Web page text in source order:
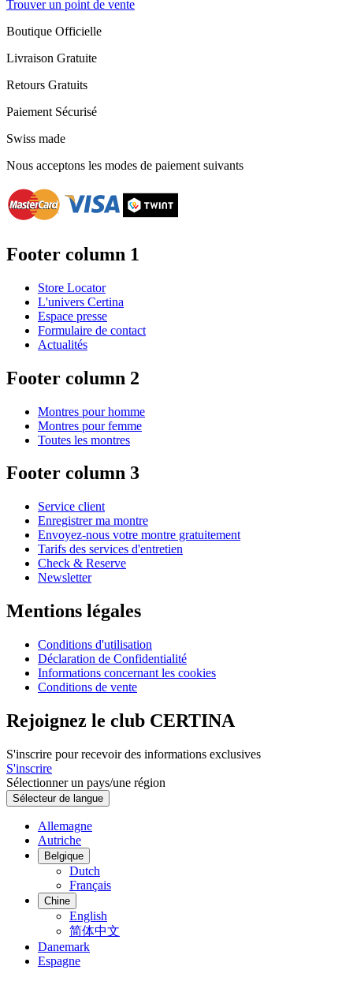
Trouver un point de vente
Boutique Officielle
Livraison Gratuite
Retours Gratuits
Paiement Sécurisé
Swiss made
Nous acceptons les modes de paiement suivants
Footer column 1
Store Locator
L'univers Certina
Espace presse
Formulaire de contact
Actualités
Footer column 2
Montres pour homme
Montres pour femme
Toutes les montres
Footer column 3
Service client
Enregistrer ma montre
Envoyez-nous votre montre gratuitement
Tarifs des services d'entretien
Check & Reserve
Newsletter
Mentions légales
Conditions d'utilisation
Déclaration de Confidentialité
Informations concernant les cookies
Conditions de vente
Rejoignez le club CERTINA
S'inscrire pour recevoir des informations exclusives
S'inscrire
Sélectionner un pays/une région
Sélecteur de langue
Allemagne
Autriche
Belgique
Dutch
Français
Chine
English
简体中文
Danemark
Espagne